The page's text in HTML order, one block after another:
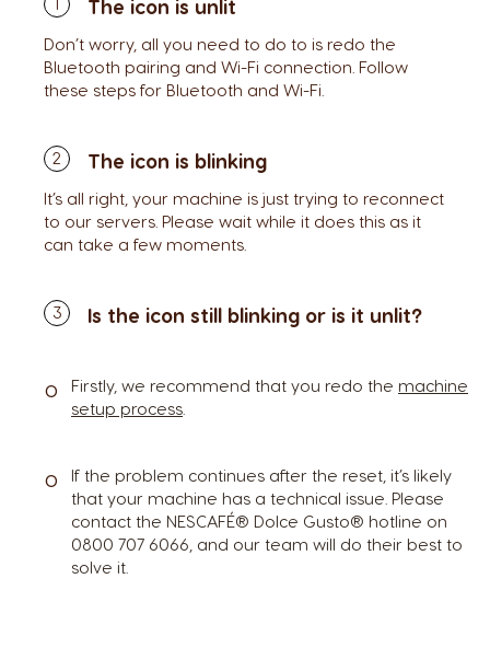
The icon is unlit
Don’t worry, all you need to do to is redo the
Bluetooth pairing and Wi-Fi connection. Follow
these steps for Bluetooth and Wi-Fi.
The icon is blinking
It’s all right, your machine is just trying to reconnect
to our servers. Please wait while it does this as it
can take a few moments.
Is the icon still blinking or is it unlit?
Firstly, we recommend that you redo the machine
setup process
If the problem continues after the reset, it’s likely
that your machine has a technical issue. Please
contact the NESCAFÉ® Dolce Gusto® hotline on
0800 707 6066, and our team will do their best to
solve it.